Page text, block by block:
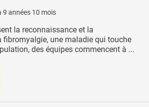
9 années 10 mois
la reconnaissance et la
une maladie qui touche
des équipes commencent à ...